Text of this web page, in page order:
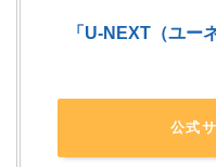
「U-NEXT（ユー
公式